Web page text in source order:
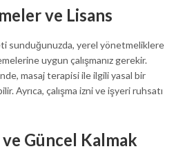
ve Lisans
sunduğunuzda, yerel yönetmeliklere
uygun çalışmanız gerekir.
masaj terapisi ile ilgili yasal bir
Ayrıca, çalışma izni ve işyeri ruhsatı
Güncel Kalmak